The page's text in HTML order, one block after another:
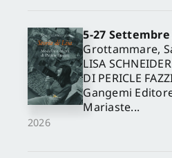
2026
5-27 Settembre
Grottammare,
LISA
DI PERICLE
Gangemi
Mariaste...